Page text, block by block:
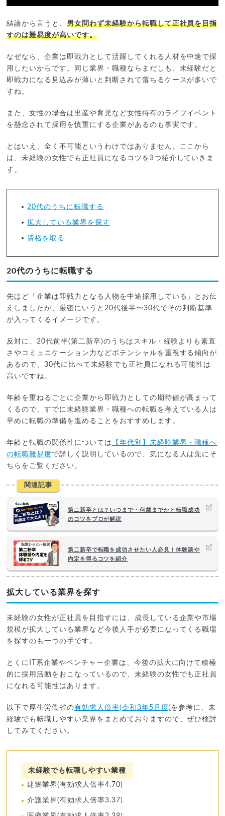
結論から言うと、男女問わず未経験から転職して正社員を目指
すのは難易度が高いです。
なぜなら、企業は即戦力として活躍してくれる人材を中途で採
用したいからです。同じ業界・職種ならまだしも、未経験だと
即戦力になる見込みが薄いと判断されて落ちるケースが多いで
すね。
また、女性の場合は出産や育児など女性特有のライフイベント
を懸念されて採用を慎重にする企業があるのも事実です。
とはいえ、全く不可能というわけではありません。ここから
は、未経験の女性でも正社員になるコツを3つ紹介していきま
す。
20代のうちに転職する
拡大している業界を探す
資格を取る
20代のうちに転職する
先ほど「企業は即戦力となる人物を中途採用している」とお伝
えしましたが、厳密にいうと20代後半〜30代でその判断基準
が入ってくるイメージです。
反対に、20代前半(第二新卒)のうちはスキル・経験よりも素直
さやコミュニケーション力などポテンシャルを重視する傾向が
あるので、30代に比べて未経験でも正社員になれる可能性は
高いですね。
年齢を重ねるごとに企業から即戦力としての期待値が高まって
くるので、すでに未経験業界・職種への転職を考えている人は
早めに転職の準備を進めることをおすすめします。
年齢と転職の関係性については
【年代別】未経験業界・職種へ
の転職難易度で詳しく説明しているので、気になる人は先にそ
ちらをご覧ください。
関連記事
第二新卒とは？いつまで・何歳までかと転職成功
のコツをプロが解説
第二新卒で転職を成功させたい人必見！体験談や
内定を得るコツを紹介
拡大している業界を探す
未経験の女性が正社員を目指すには、成長している企業や市場
規模が拡大している業界など今後人手が必要になってくる職場
を探すのも一つの手です。
とくにIT系企業やベンチャー企業は、今後の拡大に向けて積極
的に採用活動をおこなっているので、未経験の女性でも正社員
になれる可能性はあります。
以下で厚生労働省の有効求人倍率(令和3年5月度)を参考に、未
経験でも転職しやすい業界をまとめておりますので、ぜひ検討
してみてください。
未経験でも転職しやすい業種
建築業界(有効求人倍率4.70)
介護業界(有効求人倍率3.37)